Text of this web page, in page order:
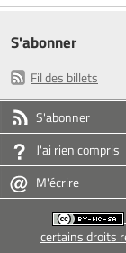
S'abonner
Fil des billets
S'abonner
J'ai rien compris
M'écrire
certains droits